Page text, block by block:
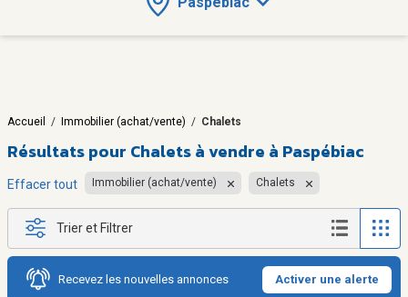
Accueil / Immobilier (achat/vente) / Chalets
Résultats pour Chalets à vendre à Paspébiac
Effacer tout Immobilier (achat/vente) Chalets
Trier et Filtrer
Recevez les nouvelles annonces Activer une alerte